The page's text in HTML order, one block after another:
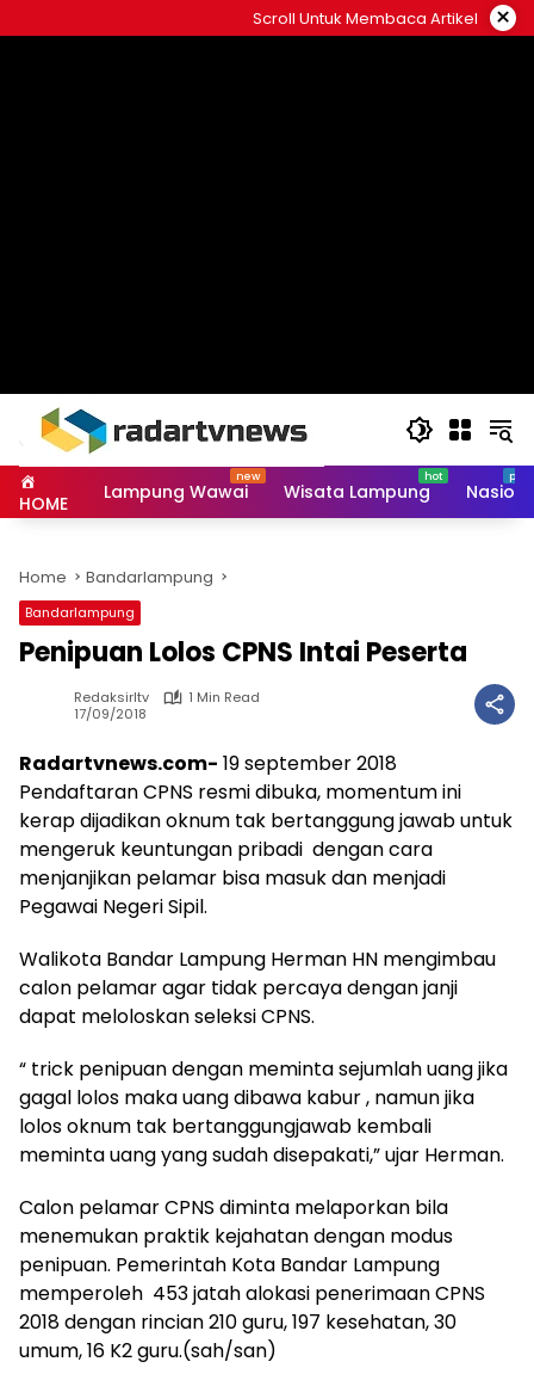
to
Scroll Untuk Membaca Artikel ×
HOME Lampung Wawai Wisata Lampung
Home Bandarlampung
Bandarlampung
Penipuan Lolos CPNS Intai Peserta
Redaksirltv
1 Min Read
17/09/2018
Radartvnews.com- 19 september 2018
Pendaftaran CPNS resmi dibuka, momentum ini
kerap dijadikan oknum tak bertanggung jawab untuk
mengeruk keuntungan pribadi dengan cara
menjanjikan pelamar bisa masuk dan menjadi
Pegawai Negeri Sipil.
Walikota Bandar Lampung Herman HN mengimbau
calon pelamar agar tidak percaya dengan janji
dapat meloloskan seleksi CPNS.
“ trick penipuan dengan meminta sejumlah uang jika
gagal lolos maka uang dibawa kabur , namun jika
lolos oknum tak bertanggungjawab kembali
meminta uang yang sudah disepakati,” ujar Herman.
Calon pelamar CPNS diminta melaporkan bila
menemukan praktik kejahatan dengan modus
penipuan. Pemerintah Kota Bandar Lampung
memperoleh 453 jatah alokasi penerimaan CPNS
2018 dengan rincian 210 guru, 197 kesehatan, 30
umum, 16 K2 guru.(sah/san)